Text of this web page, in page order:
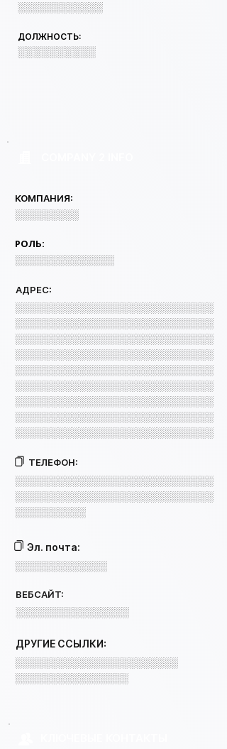
░░░░░░░░░░░░
ДОЛЖНОСТЬ:
░░░░░░░░░░
КОМПАНИЯ:
░░░░░░░░░
РОЛЬ:
░░░░░░░░░░░░░░
АДРЕС:
░░░░░░░░░░░░░░░░░░░░░░░░░░░░
░░░░░░░░░░░░░░░░░░░░░░░░░░░░
░░░░░░░░░░░░░░░░░░░░░░░░░░░░
░░░░░░░░░░░░░░░░░░░░░░░░░░░░
░░░░░░░░░░░░░░░░░░░░░░░░░░░░
░░░░░░░░░░░░░░░░░░░░░░░░░░░░
░░░░░░░░░░░░░░░░░░░░░░░░░░░░
░░░░░░░░░░░░░░░░░░░░░░░░░░░░
░░░░░░░░░░░░░░░░░░░░░░░░░░░░
ТЕЛЕФОН:
░░░░░░░░░░░░░░░░░░░░░░░░░░░░
░░░░░░░░░░░░░░░░░░░░░░░░░░░░
░░░░░░░░░░
Эл. почта:
░░░░░░░░░░░░░
ВЕБСАЙТ:
░░░░░░░░░░░░░░░░
ДРУГИЕ ССЫЛКИ:
░░░░░░░░░░░░░░░░░░░░░░░
░░░░░░░░░░░░░░░░